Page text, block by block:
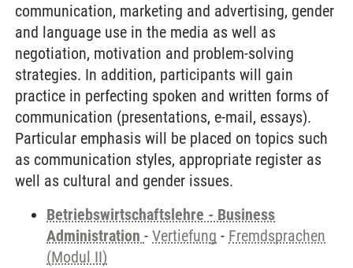
communication, marketing and advertising, gender
and language use in the media as well as
negotiation, motivation and problem-solving
strategies. In addition, participants will gain
practice in perfecting spoken and written forms of
communication (presentations, e-mail, essays).
Particular emphasis will be placed on topics such
as communication styles, appropriate register as
well as cultural and gender issues.
Betriebswirtschaftslehre - Business
Administration - Vertiefung - Fremdsprachen
(Modul II)